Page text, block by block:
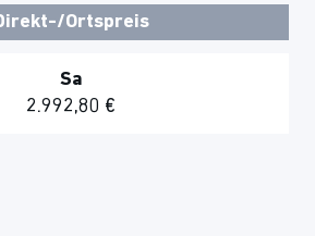
Ortspreis
Sa
2.992,80 €